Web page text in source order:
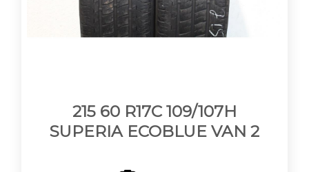
215 60 R17C 109/107H
SUPERIA ECOBLUE VAN 2